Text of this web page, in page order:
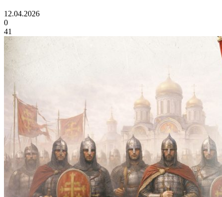
12.04.2026
0
41